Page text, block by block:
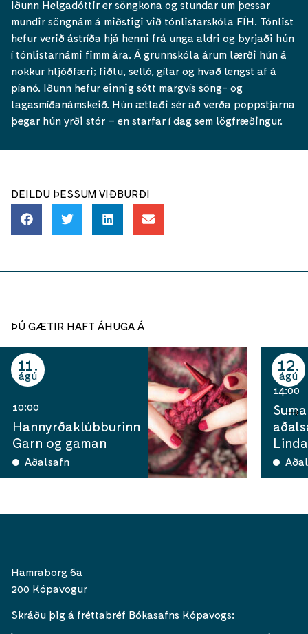
Iðunn Helgadóttir er söngkona og stundar um þessar
mundir söngnám á miðstigi við tónlistarskóla FÍH. Tónlist
hefur verið ástríða hjá henni frá unga aldri og byrjaði hún
í tónlistarnámi fimm ára. Á grunnskóla árum lærði hún á
nokkur hljóðfæri; fiðlu, selló, gítar og hvað lengst af á
píanó. Iðunn hefur einnig sótt margvís söng- og
lagasmíðanámskeið. Hún ætlaði sér að verða poppstjarna
þegar hún yrði stór – en starfar í dag sem lögfræðingur.
DEILDU ÞESSUM VIÐBURÐI
ÞÚ GÆTIR HAFT ÁHUGA Á
11
ágú
10:00
Hannyrðaklúbburinn
Garn og gaman
Aðalsafn
12
ágú
14:00
Hamraborg 6a
200 Kópavogur
Skráðu þig á fréttabréf Bókasafns Kópavogs: